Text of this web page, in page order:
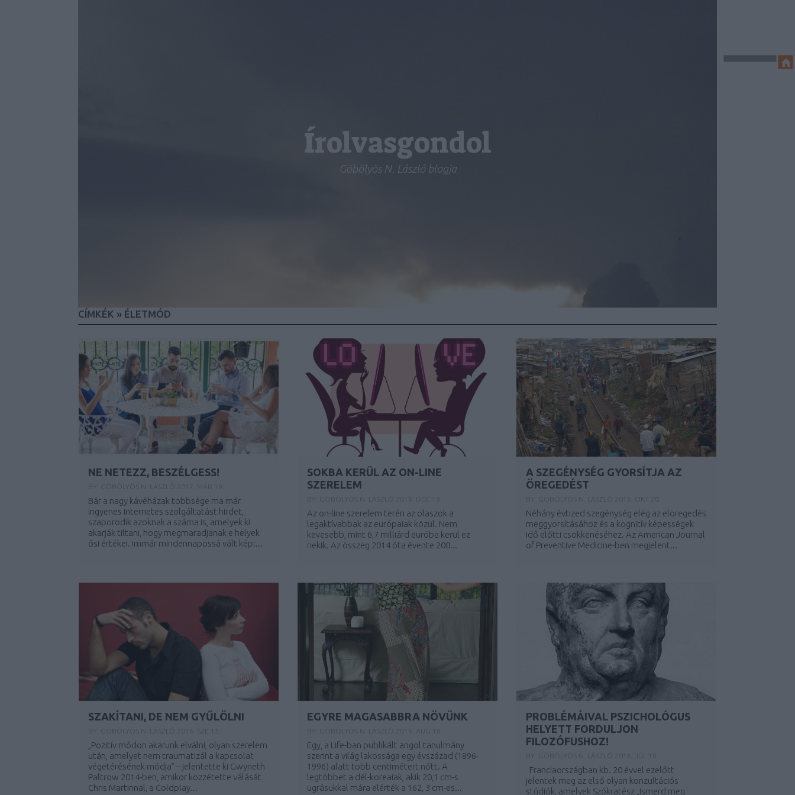
Írolvasgondol
Göbölyös N. László blogja
CÍMKÉK » ÉLETMÓD
NE NETEZZ, BESZÉLGESS!
Bár a nagy kávéházak többsége ma már
ingyenes internetes szolgáltatást hirdet,
szaporodik azoknak a száma is, amelyek ki
akarják tiltani, hogy megmaradjanak e helyek
ősi értékei. Immár mindennapossá vált kép:...
SOKBA KERÜL AZ ON-LINE
SZERELEM
Az on-line szerelem terén az olaszok a
legaktívabbak az európaiak közül. Nem
kevesebb, mint 6,7 milliárd euróba kerül ez
nekik. Az összeg 2014 óta évente 200...
A SZEGÉNYSÉG GYORSÍTJA AZ
ÖREGEDÉST
Néhány évtized szegénység elég az elöregedés
meggyorsításához és a kognitív képességek
idő előtti csökkenéséhez. Az American Journal
of Preventive Medicine-ben megjelent...
SZAKÍTANI, DE NEM GYŰLÖLNI
„Pozitív módon akarunk elválni, olyan szerelem
után, amelyet nem traumatizál a kapcsolat
végetérésének módja” – jelentette ki Gwyneth
Paltrow 2014-ben, amikor közzétette válását
Chris Martinnal, a Coldplay...
EGYRE MAGASABBRA NÖVÜNK
Egy, a Life-ban publikált angol tanulmány
szerint a világ lakossága egy évszázad (1896-
1996) alatt több centimétert nőtt. A
legtöbbet a dél-koreaiak, akik 20,1 cm-s
ugrásukkal mára elérték a 162, 3 cm-es...
PROBLÉMÁIVAL PSZICHOLÓGUS
HELYETT FORDULJON
FILOZÓFUSHOZ!
Franciaországban kb. 20 évvel ezelőtt
jelentek meg az első olyan konzultációs
stúdiók, amelyek Szókratész „Ismerd meg